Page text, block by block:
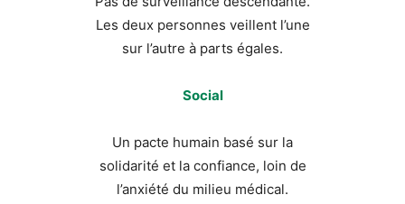
Les deux personnes veillent l’une
sur l’autre à parts égales.
Social
Un pacte humain basé sur la
solidarité et la confiance, loin de
l’anxiété du milieu médical.